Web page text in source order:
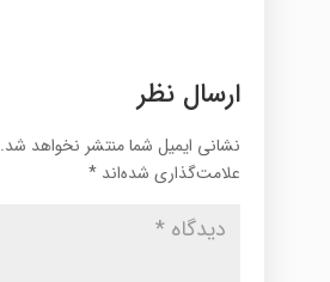
ارسال نظر
نشانی ایمیل شما منتشر نخواهد شد.
علامت‌گذاری شده‌اند *